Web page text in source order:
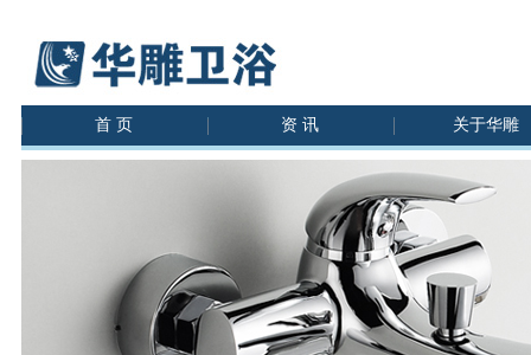
首 页 资 讯 关于华雕